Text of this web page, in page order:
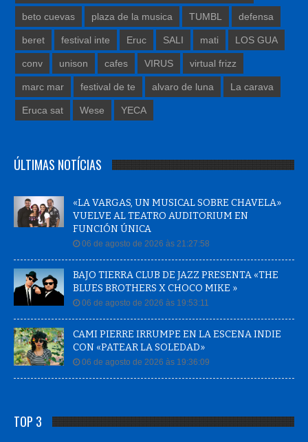
beto cuevas plaza de la musica TUMBL defensa
beret festival inte Eruc SALI mati LOS GUA
conv unison cafes VIRUS virtual frizz
marc mar festival de te alvaro de luna La carava
Eruca sat Wese YECA
ÚLTIMAS NOTÍCIAS
«LA VARGAS, UN MUSICAL SOBRE CHAVELA»
VUELVE AL TEATRO AUDITORIUM EN
FUNCIÓN ÚNICA
06 de agosto de 2026 às 21:27:58
BAJO TIERRA CLUB DE JAZZ PRESENTA «THE
BLUES BROTHERS X CHOCO MIKE »
06 de agosto de 2026 às 19:53:11
CAMI PIERRE IRRUMPE EN LA ESCENA INDIE
CON «PATEAR LA SOLEDAD»
06 de agosto de 2026 às 19:36:09
TOP 3